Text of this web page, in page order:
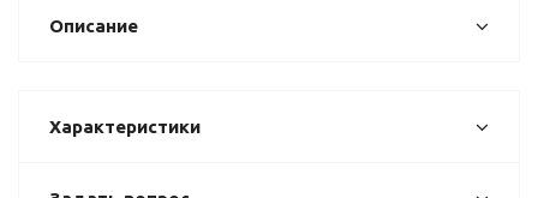
Описание
Характеристики